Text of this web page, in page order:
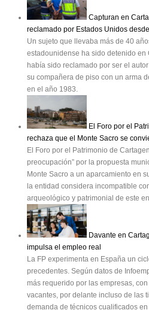
Capturan en
reclamado por Estados Unidos
Un sujeto que llevaba más de 40
estadounidense ha sido detenido en
había sido reclamado por ser el
su compañera de piso con un arma
en el año 1983.
El Foro por el
rechaza que el Monte Sacro se
El Foro por el Patrimonio de
preocupación” por la propuesta
Monte Sacro a un aparcamiento en
la entidad considera incompatible
arqueológico y patrimonial de este
Davante en
impulsa el empleo real
La FP experimenta en España un
precedentes. Según datos de
más requerido por las empresas,
vacantes, por delante incluso de las
demanda de técnicos cualificados